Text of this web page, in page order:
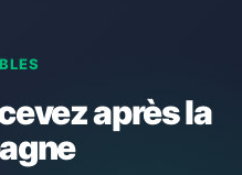
après la